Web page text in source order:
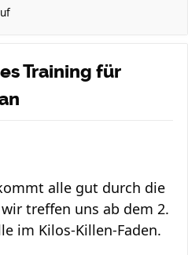
Training für
alle gut durch die
treffen uns ab dem 2.
im Kilos-Killen-Faden.